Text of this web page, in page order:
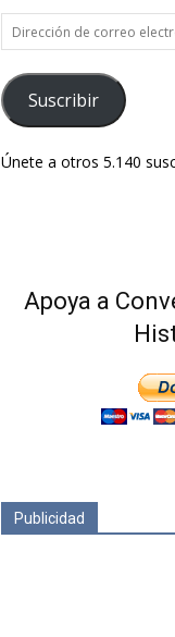
Dirección
de
correo
electrónico
Suscribir
Únete a otros 5.140
Apoya a
Publicidad